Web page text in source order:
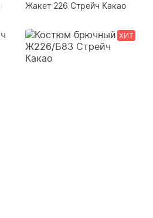
Жакет 226 Стрейч Какао
ХИТ